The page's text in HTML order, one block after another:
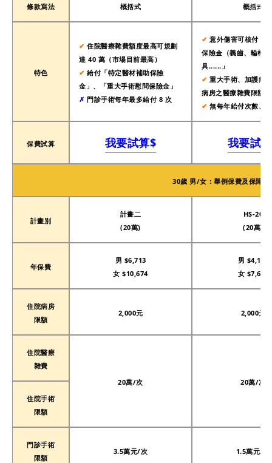
搜尋
條款寫法 概括式 概括式
特色
✔︎ 住院醫療雜費額度最高可規劃
達 40 萬（市場目前最高）
✔︎ 給付「特定醫材補助保險
金」、「重大手術慰問保險金」
✗ 門診手術每年最多給付 8 次
✔︎ 意外傷害可核付「
保險金（義齒、輪椅
具......」
✔︎ 重大手術、加護病
病房之醫療雜費限額
✔︎ 無每年給付次數、
保費試算 我要試算$ 我要試
30歲 男/女：舉例保費及保障額
計畫別
計畫二
(20萬)
HS-20
(20萬)
年保費
男 $6,713
女 $10,674
男 $4,146
女 $7,612
住院病房
限額
2,000元 2,000元
住院醫療
雜費
20萬/次
20萬/次
住院手術
限額
門診手術
限額
3.5萬元/次 1.5萬元/次